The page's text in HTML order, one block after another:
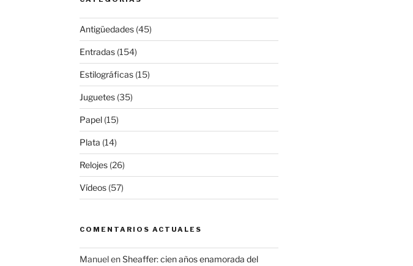
Antigüedades(45)
Entradas(154)
Estilográficas(15)
Juguetes(35)
Papel(15)
Plata (14)
Relojes(26)
Vídeos(57)
COMENTARIOS ACTUALES
ManuelenSheaffer: cien años enamorada del